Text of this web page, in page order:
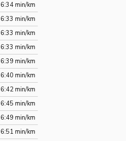
6:34 min/km
6:33 min/km
6:33 min/km
6:33 min/km
6:39 min/km
6:40 min/km
6:42 min/km
6:45 min/km
6:49 min/km
6:51 min/km